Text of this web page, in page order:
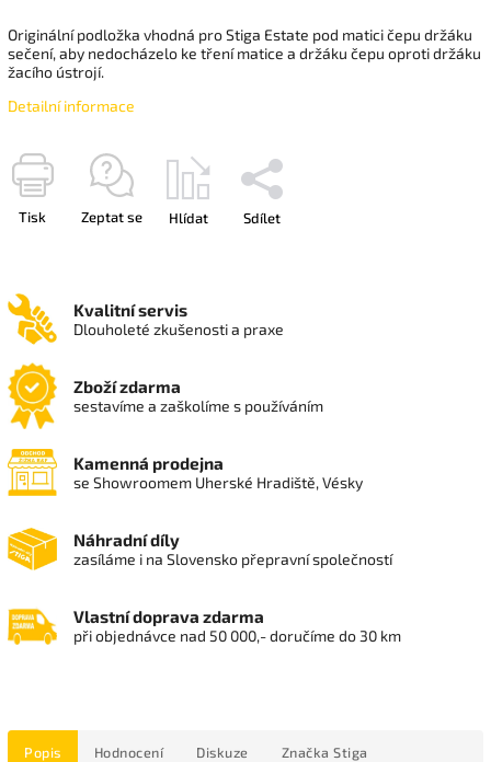
Originální podložka vhodná pro Stiga Estate pod matici čepu držáku
sečení, aby nedocházelo ke tření matice a držáku čepu oproti držáku
žacího ústrojí.
Detailní informace
Tisk Zeptat se Hlídat Sdílet
Kvalitní servis
Dlouholeté zkušenosti a praxe
Zboží zdarma
sestavíme a zaškolíme s používáním
Kamenná prodejna
se Showroomem Uherské Hradiště, Vésky
Náhradní díly
zasíláme i na Slovensko přepravní společností
Vlastní doprava zdarma
při objednávce nad 50 000,- doručíme do 30 km
Popis Hodnocení Diskuze Značka Stiga